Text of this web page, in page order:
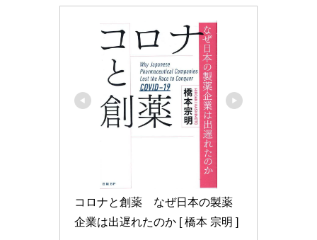
コロナと創薬　なぜ日本の製薬
企業は出遅れたのか [ 橋本 宗明 ]